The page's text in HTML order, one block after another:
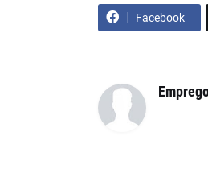
Facebook